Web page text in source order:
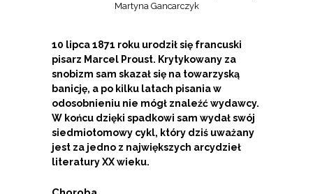
Martyna Gancarczyk
10 lipca 1871 roku urodził się francuski
pisarz Marcel Proust. Krytykowany za
snobizm sam skazał się na towarzyską
banicję, a po kilku latach pisania w
odosobnieniu nie mógł znaleźć wydawcy.
W końcu dzięki spadkowi sam wydał swój
siedmiotomowy cykl, który dziś uważany
jest za jedno z największych arcydzieł
literatury XX wieku.